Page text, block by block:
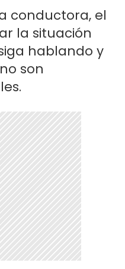
conductora, el
la situación
hablando y
son